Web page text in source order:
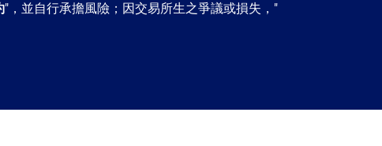
"，並自行承擔風險；因交易所生之爭議或損失，"